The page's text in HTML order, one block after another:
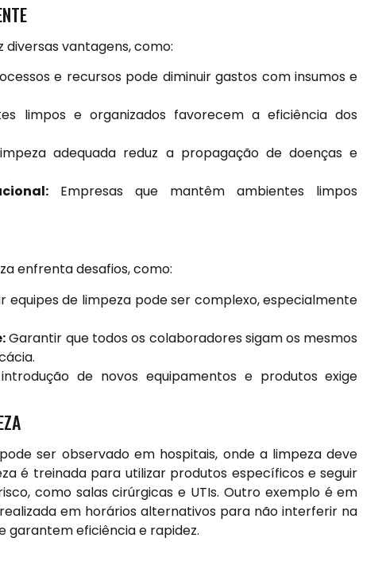
vantagens, como:
e recursos pode diminuir gastos com insumos e
limpos e organizados favorecem a eficiência dos
adequada reduz a propagação de doenças e
Empresas que mantêm ambientes limpos
enfrenta desafios, como:
de limpeza pode ser complexo, especialmente
Garantir que todos os colaboradores sigam os mesmos
de novos equipamentos e produtos exige
ser observado em hospitais, onde a limpeza deve
é treinada para utilizar produtos específicos e seguir
como salas cirúrgicas e UTIs. Outro exemplo é em
em horários alternativos para não interferir na
garantem eficiência e rapidez.